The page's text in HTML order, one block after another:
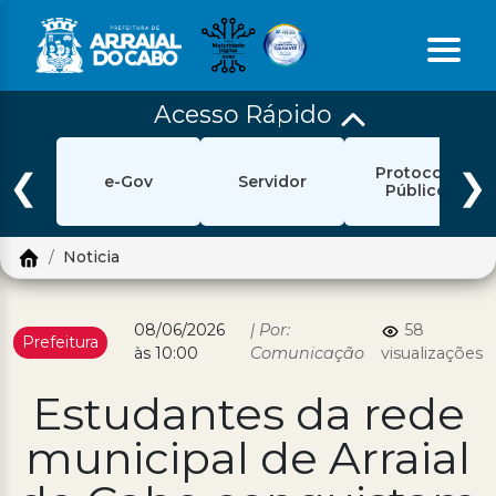
Início
Ouvidoria
Pesquisar
Política de Privacidade
Prefeitura
Diário Oficial
Acesso Rápido
❮ e-Gov Servidor
Protocolo
Público
❯
Noticia
Prefeitura
08/06/2026
às 10:00
| Por:
Comunicação
58
visualizações
Estudantes da rede
municipal de Arraial